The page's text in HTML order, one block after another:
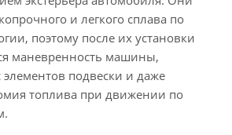
и легкого сплава по
поэтому после их установки
маневренность машины,
элементов подвески и даже
топлива при движении по